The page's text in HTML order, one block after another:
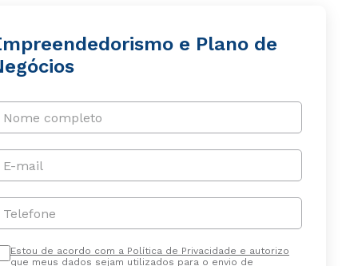
e Plano de
Nome completo
E-mail
Telefone
Estou de acordo com a Política de Privacidade e autorizo
que meus dados sejam utilizados para o envio de